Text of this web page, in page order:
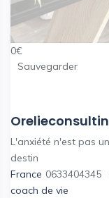
0€
Sauvegarder
L'anxiété n'est pas
destin
France 0633404345
coach de vie